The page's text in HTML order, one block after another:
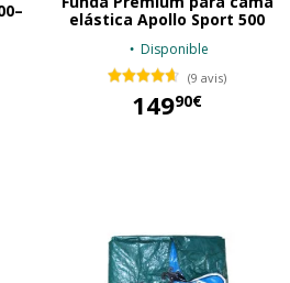
elástica Apollo Sport 500
Disponible
(9 avis)
14990€